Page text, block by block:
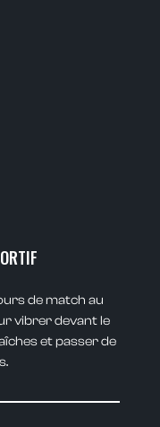
de match au
vibrer devant le
et passer de